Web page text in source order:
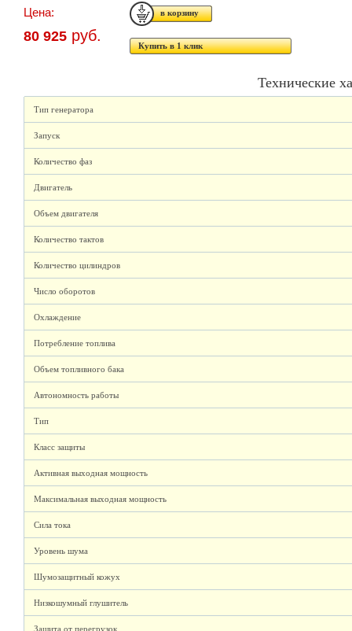
Цена:
80 925 руб.
Купить в 1 клик
Технические
Тип генератора
Запуск
Количество фаз
Двигатель
Объем двигателя
Количество тактов
Количество цилиндров
Число оборотов
Охлаждение
Потребление топлива
Объем топливного бака
Автономность работы
Тип
Класс защиты
Активная выходная мощность
Максимальная выходная мощность
Сила тока
Уровень шума
Шумозащитный кожух
Низкошумный глушитель
Защита от перегрузок